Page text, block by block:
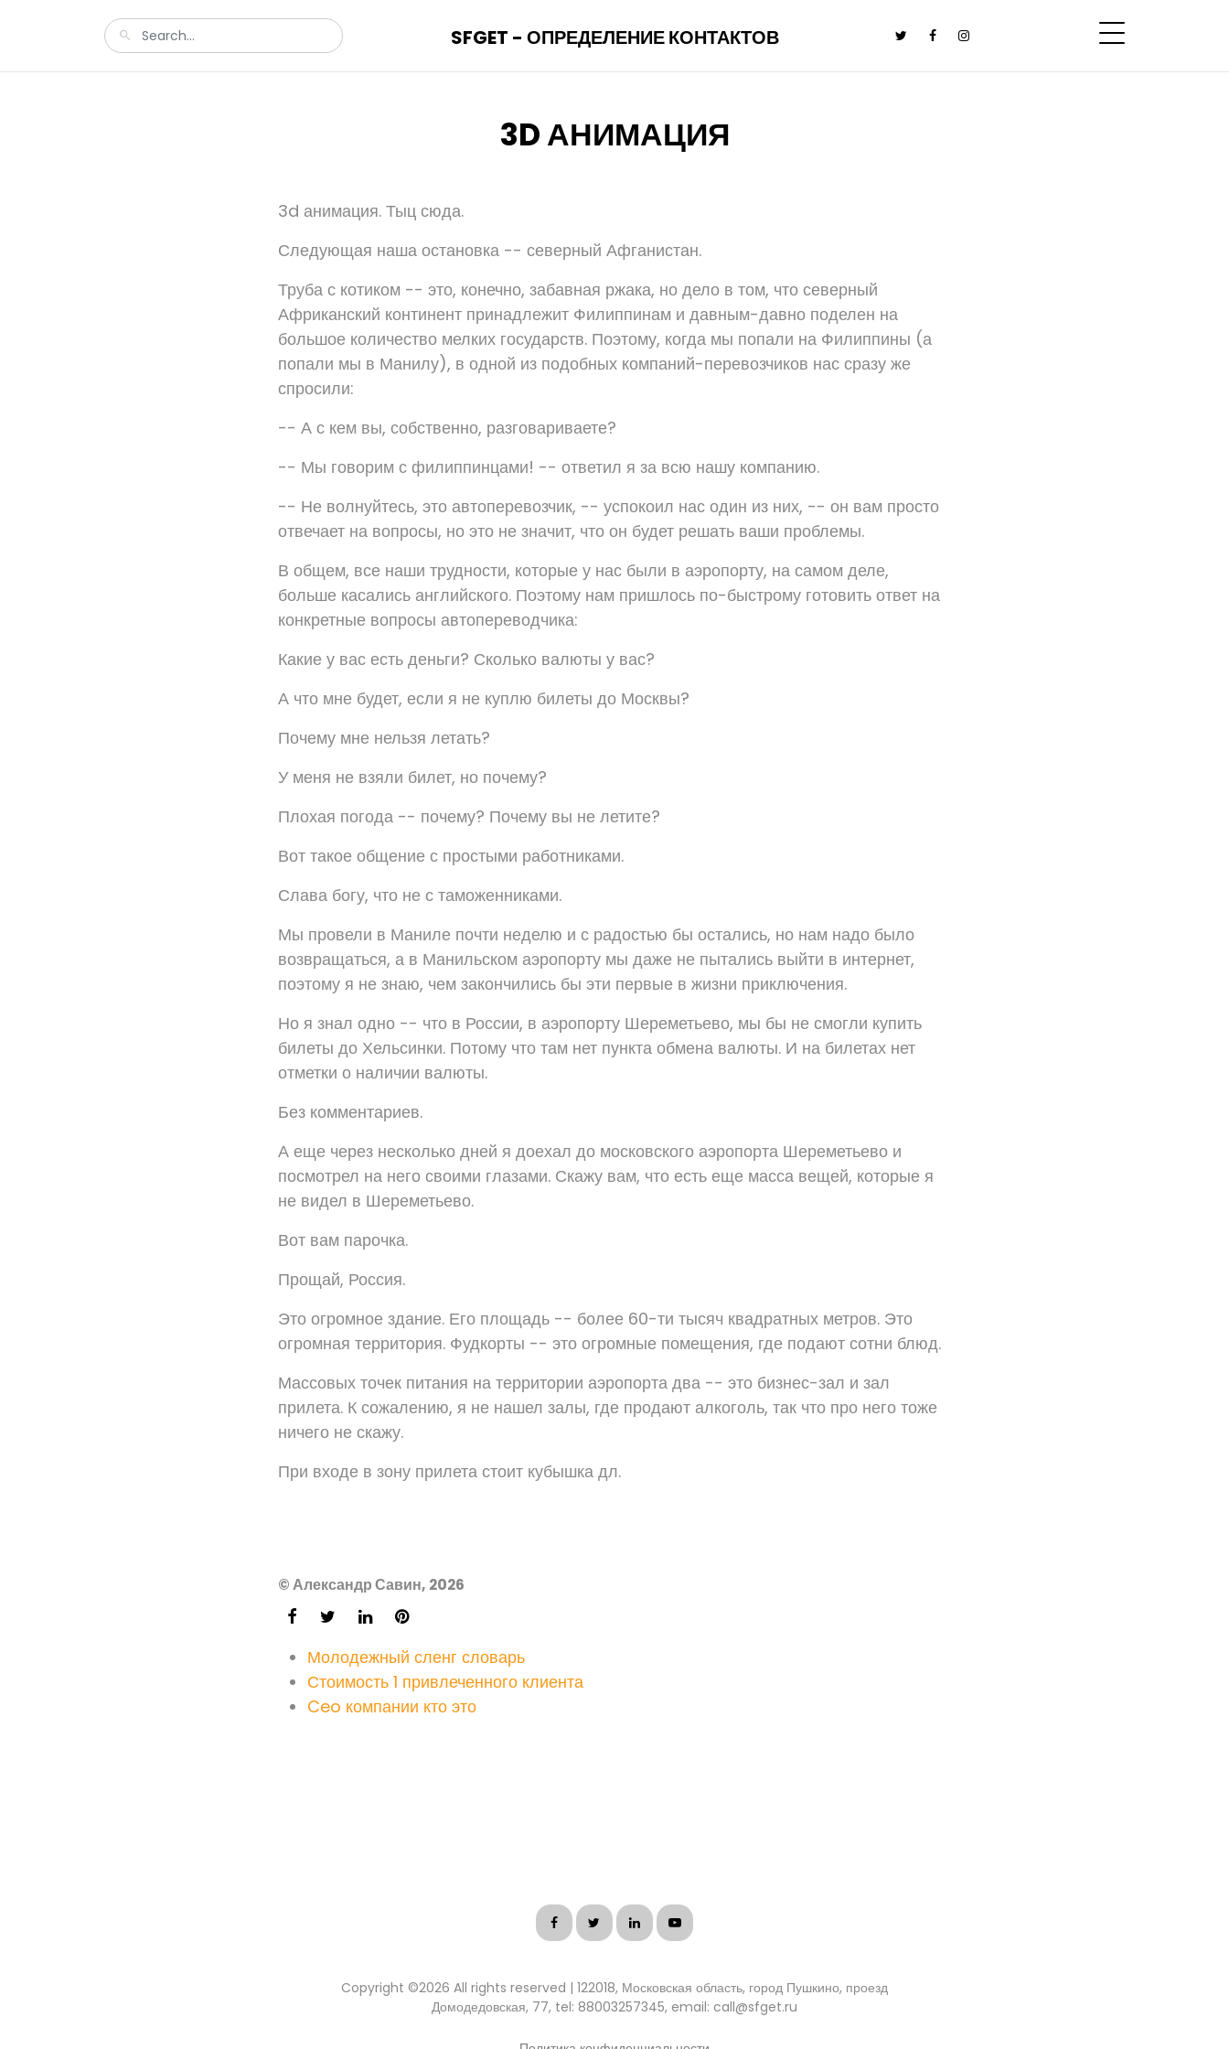
SFGET - ОПРЕДЕЛЕНИЕ КОНТАКТОВ
3D АНИМАЦИЯ
3d анимация. Тыц сюда.
Следующая наша остановка -- северный Афганистан.
Труба с котиком -- это, конечно, забавная ржака, но дело в том, что северный
Африканский континент принадлежит Филиппинам и давным-давно поделен на
большое количество мелких государств. Поэтому, когда мы попали на Филиппины (а
попали мы в Манилу), в одной из подобных компаний-перевозчиков нас сразу же
спросили:
-- А с кем вы, собственно, разговариваете?
-- Мы говорим с филиппинцами! -- ответил я за всю нашу компанию.
-- Не волнуйтесь, это автоперевозчик, -- успокоил нас один из них, -- он вам просто
отвечает на вопросы, но это не значит, что он будет решать ваши проблемы.
В общем, все наши трудности, которые у нас были в аэропорту, на самом деле,
больше касались английского. Поэтому нам пришлось по-быстрому готовить ответ на
конкретные вопросы автопереводчика:
Какие у вас есть деньги? Сколько валюты у вас?
А что мне будет, если я не куплю билеты до Москвы?
Почему мне нельзя летать?
У меня не взяли билет, но почему?
Плохая погода -- почему? Почему вы не летите?
Вот такое общение с простыми работниками.
Слава богу, что не с таможенниками.
Мы провели в Маниле почти неделю и с радостью бы остались, но нам надо было
возвращаться, а в Манильском аэропорту мы даже не пытались выйти в интернет,
поэтому я не знаю, чем закончились бы эти первые в жизни приключения.
Но я знал одно -- что в России, в аэропорту Шереметьево, мы бы не смогли купить
билеты до Хельсинки. Потому что там нет пункта обмена валюты. И на билетах нет
отметки о наличии валюты.
Без комментариев.
А еще через несколько дней я доехал до московского аэропорта Шереметьево и
посмотрел на него своими глазами. Скажу вам, что есть еще масса вещей, которые я
не видел в Шереметьево.
Вот вам парочка.
Прощай, Россия.
Это огромное здание. Его площадь -- более 60-ти тысяч квадратных метров. Это
огромная территория. Фудкорты -- это огромные помещения, где подают сотни блюд.
Массовых точек питания на территории аэропорта два -- это бизнес-зал и зал
прилета. К сожалению, я не нашел залы, где продают алкоголь, так что про него тоже
ничего не скажу.
При входе в зону прилета стоит кубышка дл.
© Александр Савин, 2026
Молодежный сленг словарь
Стоимость 1 привлеченного клиента
Ceo компании кто это
Copyright ©2026 All rights reserved | 122018, Московская область, город Пушкино, проезд
Домодедовская, 77, tel: 88003257345, email: call@sfget.ru